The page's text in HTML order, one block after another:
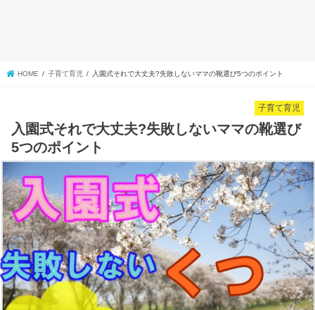
HOME 子育て育児 入園式それで大丈夫?失敗しないママの靴選び5つのポイント
子育て育児
入園式それで大丈夫?失敗しないママの靴選び
5つのポイント